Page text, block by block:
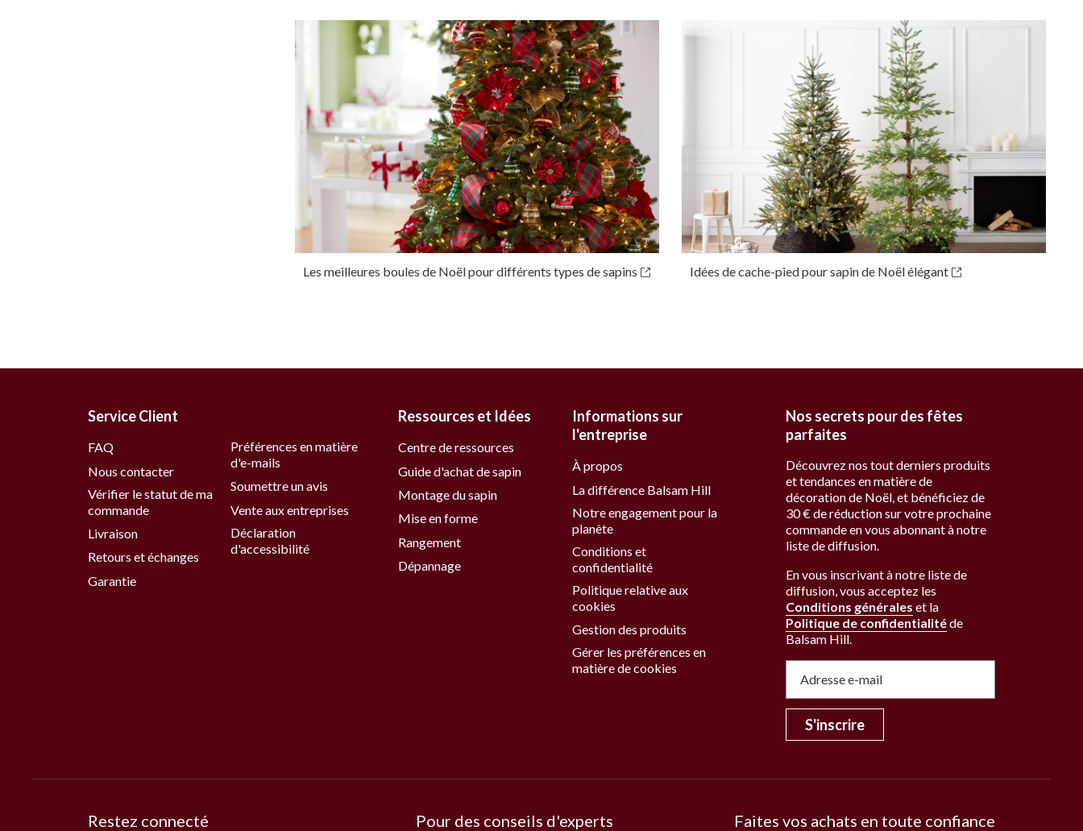
Les meilleures boules de Noël pour différents types de sapins Idées de cache-pied pour sapin de Noël élégant
Service Client
FAQ
Nous contacter
Vérifier le statut de ma
commande
Livraison
Retours et échanges
Garantie
Préférences en matière
d'e-mails
Soumettre un avis
Vente aux entreprises
Déclaration
d'accessibilité
Ressources et Idées
Centre de ressources
Guide d'achat de sapin
Montage du sapin
Mise en forme
Rangement
Dépannage
Informations sur
l'entreprise
À propos
La différence Balsam Hill
Notre engagement pour la
planète
Conditions et
confidentialité
Politique relative aux
cookies
Gestion des produits
Gérer les préférences en
matière de cookies
Nos secrets pour des fêtes
parfaites
Découvrez nos tout derniers produits
et tendances en matière de
décoration de Noël, et bénéficiez de
30 € de réduction sur votre prochaine
commande en vous abonnant à notre
liste de diffusion.
En vous inscrivant à notre liste de
diffusion, vous acceptez les
Conditions générales et la
Politique de confidentialitéde
Balsam Hill
S'inscrire
Restez connecté Pour des conseils d'experts Faites vos achats en toute confiance